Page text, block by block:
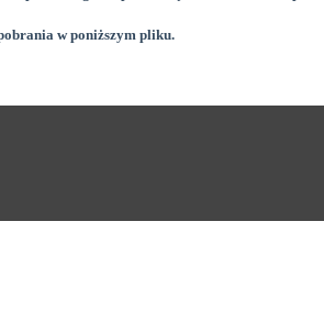
w poniższym pliku.